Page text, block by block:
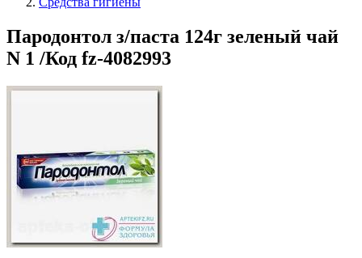
Пародонтол з/паста 124г зеленый чай
N 1 /Код fz-4082993